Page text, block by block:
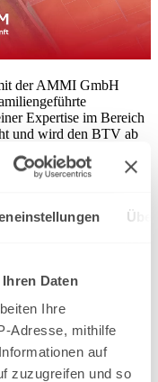
Daten
Ihre
Adresse, mithilfe
auf
zuzugreifen und so
der AMMI GmbH
Expertise im Bereich
und wird den BTV ab
Portfolio in diesem
Präsident Stefan
mit
Technologien, um
perfekt zu unserer
Zukunft